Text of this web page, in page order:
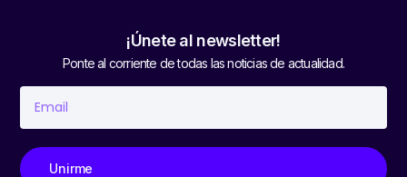
¡Únete al newsletter!
Ponte al corriente de todas las noticias de actualidad.
Unirme